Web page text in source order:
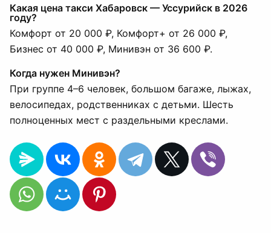
Какая цена такси Хабаровск — Уссурийск в 2026
году?
Комфорт от 20 000 ₽, Комфорт+ от 26 000 ₽,
Бизнес от 40 000 ₽, Минивэн от 36 600 ₽.
Когда нужен Минивэн?
При группе 4–6 человек, большом багаже, лыжах,
велосипедах, родственниках с детьми. Шесть
полноценных мест с раздельными креслами.